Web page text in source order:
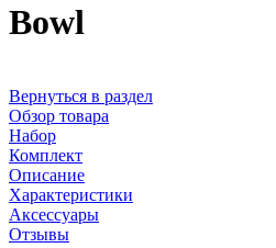
Bowl
Вернуться в раздел
Обзор товара
Набор
Комплект
Описание
Характеристики
Аксессуары
Отзывы